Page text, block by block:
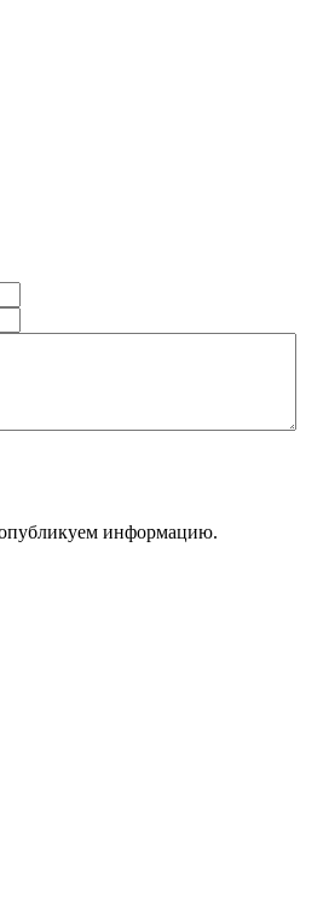
информацию.